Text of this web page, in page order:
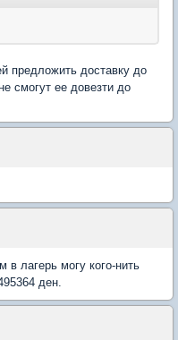
предложить доставку до
смогут ее довезти до
в лагерь могу кого-нить
ден.